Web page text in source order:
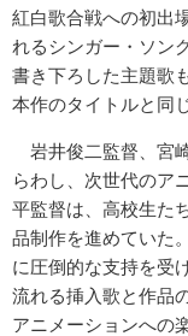
紅白歌合戦への初出
れるシンガー・ソン
書き下ろした主題歌
本作のタイトルと同
岩井俊二監督、宮
らわし、次世代のア
平監督は、高校生た
品制作を進めていた
に圧倒的な支持を受
流れる挿入歌と作品
アニメーションへの